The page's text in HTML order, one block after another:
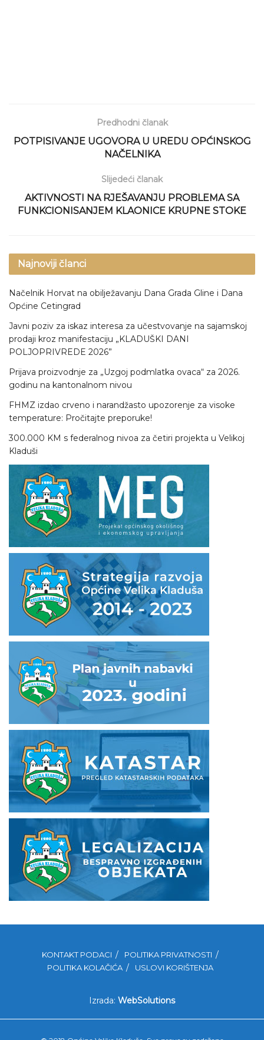
Predhodni članak
POTPISIVANJE UGOVORA U UREDU OPĆINSKOG
NAČELNIKA
Slijedeći članak
AKTIVNOSTI NA RJEŠAVANJU PROBLEMA SA
FUNKCIONISANJEM KLAONICE KRUPNE STOKE
Najnoviji članci
Načelnik Horvat na obilježavanju Dana Grada Gline i Dana
Općine Cetingrad
Javni poziv za iskaz interesa za učestvovanje na sajamskoj
prodaji kroz manifestaciju „KLADUŠKI DANI
POLJOPRIVREDE 2026”
Prijava proizvodnje za „Uzgoj podmlatka ovaca“ za 2026.
godinu na kantonalnom nivou
FHMZ izdao crveno i narandžasto upozorenje za visoke
temperature: Pročitajte preporuke!
300.000 KM s federalnog nivoa za četiri projekta u Velikoj
Kladuši
KONTAKT PODACI
POLITIKA PRIVATNOSTI
POLITIKA KOLAČIĆA
USLOVI KORIŠTENJA
Izrada: WebSolutions